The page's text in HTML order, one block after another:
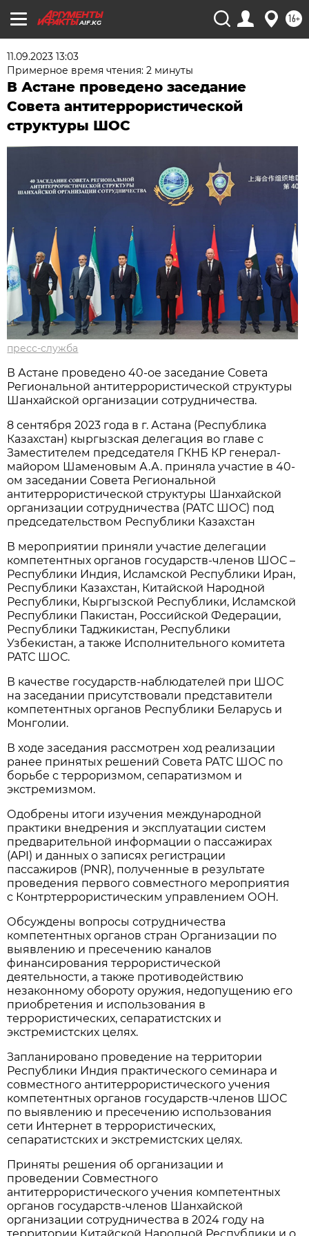
AIF.KG 16+
11.09.2023 13:03
Примерное время чтения: 2 минуты
В Астане проведено заседание
Совета антитеррористической
структуры ШОС
пресс-служба
В Астане проведено 40-ое заседание Совета
Региональной антитеррористической структуры
Шанхайской организации сотрудничества.
8 сентября 2023 года в г. Астана (Республика
Казахстан) кыргызская делегация во главе с
Заместителем председателя ГКНБ КР генерал-
майором Шаменовым А.А. приняла участие в 40-
ом заседании Совета Региональной
антитеррористической структуры Шанхайской
организации сотрудничества (РАТС ШОС) под
председательством Республики Казахстан
В мероприятии приняли участие делегации
компетентных органов государств-членов ШОС –
Республики Индия, Исламской Республики Иран,
Республики Казахстан, Китайской Народной
Республики, Кыргызской Республики, Исламской
Республики Пакистан, Российской Федерации,
Республики Таджикистан, Республики
Узбекистан, а также Исполнительного комитета
РАТС ШОС.
В качестве государств-наблюдателей при ШОС
на заседании присутствовали представители
компетентных органов Республики Беларусь и
Монголии.
В ходе заседания рассмотрен ход реализации
ранее принятых решений Совета РАТС ШОС по
борьбе с терроризмом, сепаратизмом и
экстремизмом.
Одобрены итоги изучения международной
практики внедрения и эксплуатации систем
предварительной информации о пассажирах
(API) и данных о записях регистрации
пассажиров (PNR), полученные в результате
проведения первого совместного мероприятия
с Контртеррористическим управлением ООН.
Обсуждены вопросы сотрудничества
компетентных органов стран Организации по
выявлению и пресечению каналов
финансирования террористической
деятельности, а также противодействию
незаконному обороту оружия, недопущению его
приобретения и использования в
террористических, сепаратистских и
экстремистских целях.
Запланировано проведение на территории
Республики Индия практического семинара и
совместного антитеррористического учения
компетентных органов государств-членов ШОС
по выявлению и пресечению использования
сети Интернет в террористических,
сепаратистских и экстремистских целях.
Приняты решения об организации и
проведении Совместного
антитеррористического учения компетентных
органов государств-членов Шанхайской
организации сотрудничества в 2024 году на